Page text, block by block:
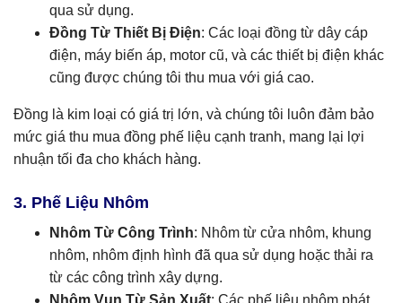
qua sử dụng.
Đồng Từ Thiết Bị Điện: Các loại đồng từ dây cáp
điện, máy biến áp, motor cũ, và các thiết bị điện khác
cũng được chúng tôi thu mua với giá cao.
Đồng là kim loại có giá trị lớn, và chúng tôi luôn đảm bảo
mức giá thu mua đồng phế liệu cạnh tranh, mang lại lợi
nhuận tối đa cho khách hàng.
3. Phế Liệu Nhôm
Nhôm Từ Công Trình: Nhôm từ cửa nhôm, khung
nhôm, nhôm định hình đã qua sử dụng hoặc thải ra
từ các công trình xây dựng.
Nhôm Vụn Từ Sản Xuất: Các phế liệu nhôm phát